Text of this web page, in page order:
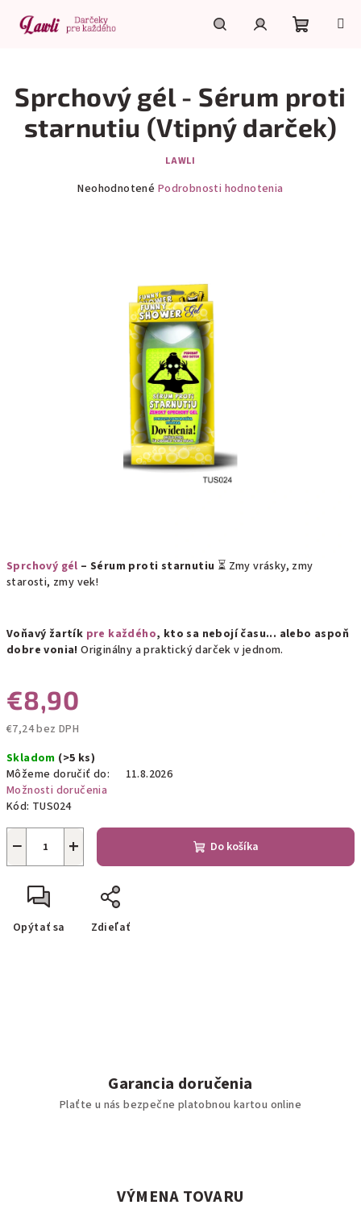
obsah
košík
Sprchový gél – Sérum proti starnutiu ⏳ Zmy vrásky, zmy
starosti, zmy vek!
Voňavý žartík pre každého, kto sa nebojí času... alebo aspoň
dobre vonia! Originálny a praktický darček v jednom.
€8,90
€7,24 bez DPH
cena:
Skladom (>5 ks)
Môžeme doručiť do:
11.8.2026
Možnosti doručenia
Kód: TUS024
+
− Do košíka
Opýtať sa Zdieľať
Sprchový gél - Sérum proti
starnutiu (Vtipný darček)
LAWLI
Neohodnotené Podrobnosti hodnotenia
Garancia doručenia
Plaťte u nás bezpečne platobnou kartou online
VÝMENA TOVARU